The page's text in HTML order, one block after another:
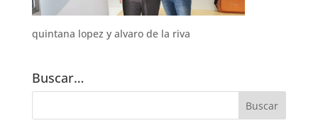
quintana lopez y alvaro de la riva
Buscar…